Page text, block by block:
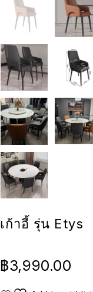
เก้าอี้ รุ่น Etys
฿3,990.00